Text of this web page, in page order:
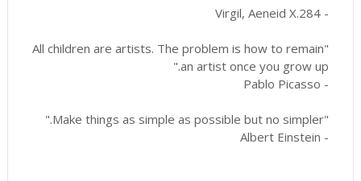
- Virgil, Aeneid X.284
"All children are artists. The problem is how to remain
an artist once you grow up."
- Pablo Picasso
"Make things as simple as possible but no simpler."
- Albert Einstein